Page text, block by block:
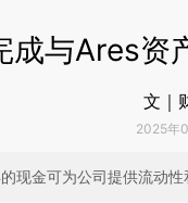
成与Ares资
文｜
2025年
现金可为公司提供流动